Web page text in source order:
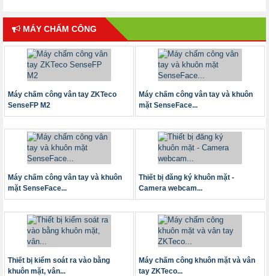
MÁY CHẤM CÔNG
Máy chấm công vân tay ZKTeco
SenseFP M2
Máy chấm công vân tay và khuôn
mặt SenseFace...
Máy chấm công vân tay và khuôn
mặt SenseFace...
Thiết bị đăng ký khuôn mặt -
Camera webcam...
Thiết bị kiểm soát ra vào bằng
khuôn mặt, vân...
Máy chấm công khuôn mặt và vân
tay ZKTeco...